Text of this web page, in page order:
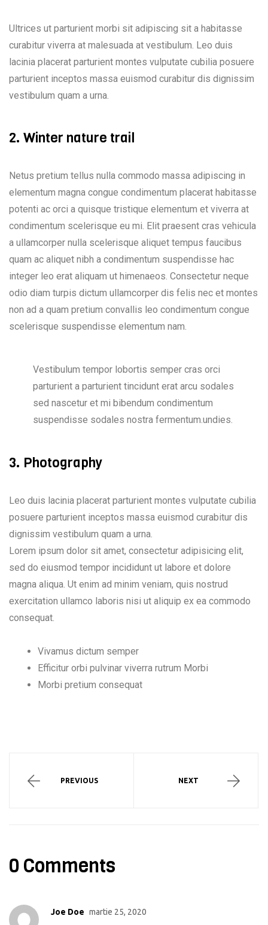
Ultrices ut parturient morbi sit adipiscing sit a habitasse
curabitur viverra at malesuada at vestibulum. Leo duis
lacinia placerat parturient montes vulputate cubilia posuere
parturient inceptos massa euismod curabitur dis dignissim
vestibulum quam a urna.
2. Winter nature trail
Netus pretium tellus nulla commodo massa adipiscing in
elementum magna congue condimentum placerat habitasse
potenti ac orci a quisque tristique elementum et viverra at
condimentum scelerisque eu mi. Elit praesent cras vehicula
a ullamcorper nulla scelerisque aliquet tempus faucibus
quam ac aliquet nibh a condimentum suspendisse hac
integer leo erat aliquam ut himenaeos. Consectetur neque
odio diam turpis dictum ullamcorper dis felis nec et montes
non ad a quam pretium convallis leo condimentum congue
scelerisque suspendisse elementum nam.
Vestibulum tempor lobortis semper cras orci
parturient a parturient tincidunt erat arcu sodales
sed nascetur et mi bibendum condimentum
suspendisse sodales nostra fermentum.undies.
3. Photography
Leo duis lacinia placerat parturient montes vulputate cubilia
posuere parturient inceptos massa euismod curabitur dis
dignissim vestibulum quam a urna.
Lorem ipsum dolor sit amet, consectetur adipisicing elit,
sed do eiusmod tempor incididunt ut labore et dolore
magna aliqua. Ut enim ad minim veniam, quis nostrud
exercitation ullamco laboris nisi ut aliquip ex ea commodo
consequat.
Vivamus dictum semper
Efficitur orbi pulvinar viverra rutrum Morbi
Morbi pretium consequat
PREVIOUS NEXT
0 Comments
Joe Doe martie 25, 2020